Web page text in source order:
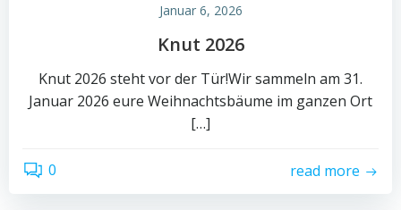
Januar 6, 2026
Knut 2026
Knut 2026 steht vor der Tür!Wir sammeln am 31.
Januar 2026 eure Weihnachtsbäume im ganzen Ort
[…]
0 read more